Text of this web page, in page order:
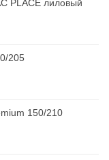
PLACE лиловый
205
150/210